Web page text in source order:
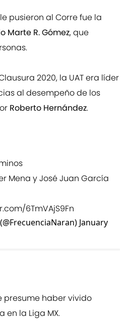
pusieron al Corre fue la
Marte R. Gómez, que
2020, la UAT era líder
al desempeño de los
Roberto Hernández.
Mena y José Juan García
6TmVAjS9Fn
January
presume haber vivido
la Liga MX.